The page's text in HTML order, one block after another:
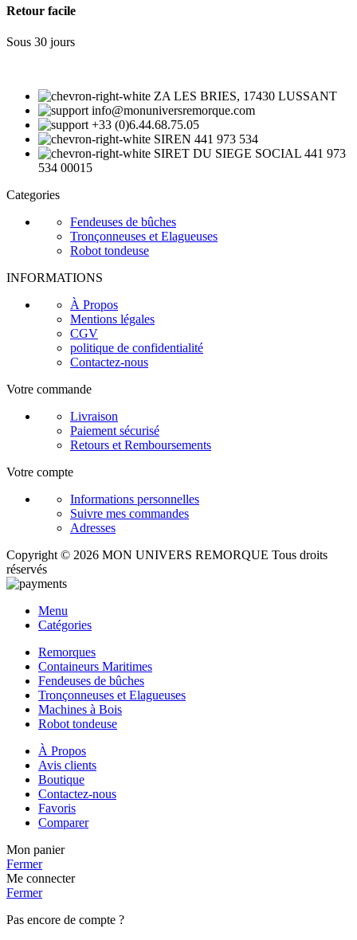
Retour facile
Sous 30 jours
ZA LES BRIES, 17430 LUSSANT
info@monuniversremorque.com
+33 (0)6.44.68.75.05
SIREN 441 973 534
SIRET DU SIEGE SOCIAL 441 973
534 00015
Categories
Fendeuses de bûches
Tronçonneuses et Elagueuses
Robot tondeuse
INFORMATIONS
À Propos
Mentions légales
CGV
politique de confidentialité
Contactez-nous
Votre commande
Livraison
Paiement sécurisé
Retours et Remboursements
Votre compte
Informations personnelles
Suivre mes commandes
Adresses
Copyright © 2026 MON UNIVERS REMORQUE Tous droits
réservés
Menu
Catégories
Remorques
Containeurs Maritimes
Fendeuses de bûches
Tronçonneuses et Elagueuses
Machines à Bois
Robot tondeuse
À Propos
Avis clients
Boutique
Contactez-nous
Favoris
Comparer
Mon panier
Fermer
Me connecter
Fermer
Pas encore de compte ?